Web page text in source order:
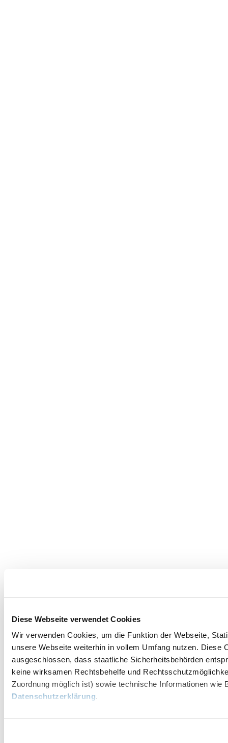
Diese Webseite verwendet Cookies
Wir verwenden Cookies, um die Funktion der Webseite,
unsere Webseite weiterhin in vollem Umfang nutzen.
ausgeschlossen, dass staatliche Sicherheitsbehörden
keine wirksamen Rechtsbehelfe und
Zuordnung möglich ist) sowie technische Informationen wie
Datenschutzerklärung.